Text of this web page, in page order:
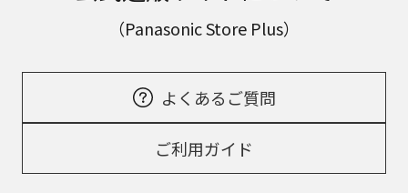
（Panasonic Store Plus）
よくあるご質問
ご利用ガイド